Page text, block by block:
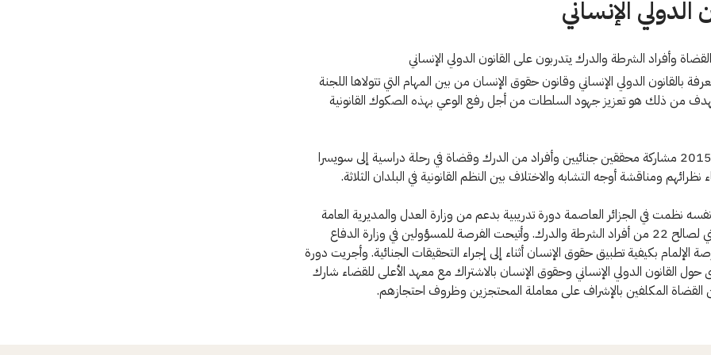
الدولي الإنساني
وأفراد الشرطة والدرك يتدربون على القانون الدولي الإنساني
بالقانون الدولي الإنساني وقانون حقوق الإنسان من بين المهام التي تتولاها اللجنة
من ذلك هو تعزيز جهود السلطات من أجل رفع الوعي بهذه الصكوك القانونية
وشهد عام 2015 مشاركة محققين جنائيين وأفراد من الدرك وقضاة في رحلة دراسية إلى سويسرا
نظرائهم ومناقشة أوجه التشابه والاختلاف بين النظم القانونية في البلدان الثلاثة.
نظمت في الجزائر العاصمة دورة تدريبية بدعم من وزارة العدل والمديرية العامة
للأمن الوطني لصالح 22 من أفراد الشرطة والدرك. وأتيحت الفرصة للمسؤولين في وزارة الدفاع
الإلمام بكيفية تطبيق حقوق الإنسان أثناء إلى إجراء التحقيقات الجنائية. وأجريت دورة
حول القانون الدولي الإنساني وحقوق الإنسان بالاشتراك مع معهد الأعلى للقضاء شارك